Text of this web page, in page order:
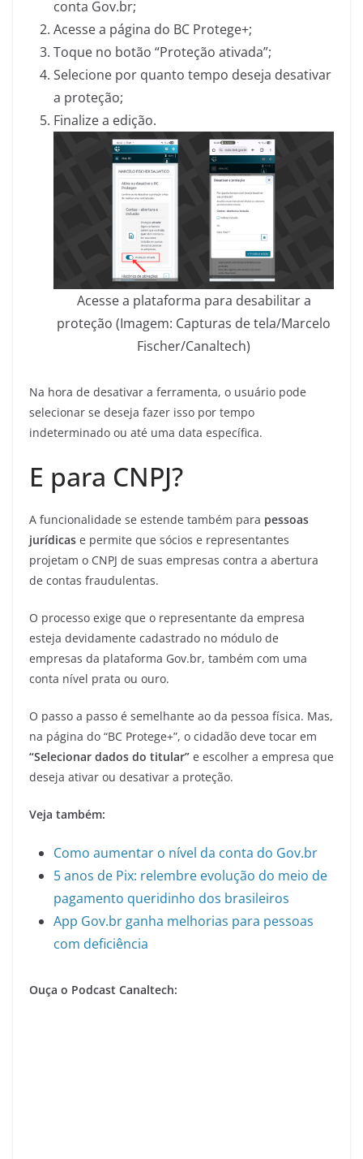
conta Gov.br;
Acesse a página do BC Protege+;
Toque no botão “Proteção ativada”;
Selecione por quanto tempo deseja desativar
a proteção;
Finalize a edição.
Acesse a plataforma para desabilitar a
proteção (Imagem: Capturas de tela/Marcelo
Fischer/Canaltech)
Na hora de desativar a ferramenta, o usuário pode
selecionar se deseja fazer isso por tempo
indeterminado ou até uma data específica.
E para CNPJ?
A funcionalidade se estende também para pessoas
jurídicas e permite que sócios e representantes
projetam o CNPJ de suas empresas contra a abertura
de contas fraudulentas.
O processo exige que o representante da empresa
esteja devidamente cadastrado no módulo de
empresas da plataforma Gov.br, também com uma
conta nível prata ou ouro.
O passo a passo é semelhante ao da pessoa física. Mas,
na página do “BC Protege+”, o cidadão deve tocar em
“Selecionar dados do titular” e escolher a empresa que
deseja ativar ou desativar a proteção.
Veja também:
Como aumentar o nível da conta do Gov.br
5 anos de Pix: relembre evolução do meio de
pagamento queridinho dos brasileiros
App Gov.br ganha melhorias para pessoas
com deficiência
Ouça o Podcast Canaltech: